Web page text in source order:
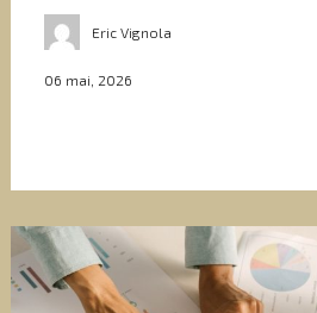
Eric Vignola
06 mai, 2026